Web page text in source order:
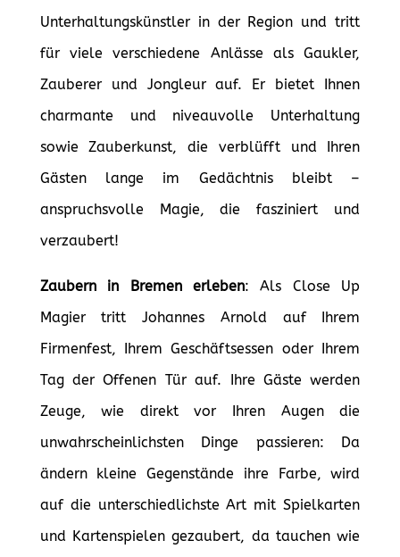
Unterhaltungskünstler in der Region und tritt
für viele verschiedene Anlässe als Gaukler,
Zauberer und Jongleur auf. Er bietet Ihnen
charmante und niveauvolle Unterhaltung
sowie Zauberkunst, die verblüfft und Ihren
Gästen lange im Gedächtnis bleibt –
anspruchsvolle Magie, die fasziniert und
verzaubert!
Zaubern in Bremen erleben: Als Close Up
Magier tritt Johannes Arnold auf Ihrem
Firmenfest, Ihrem Geschäftsessen oder Ihrem
Tag der Offenen Tür auf. Ihre Gäste werden
Zeuge, wie direkt vor Ihren Augen die
unwahrscheinlichsten Dinge passieren: Da
ändern kleine Gegenstände ihre Farbe, wird
auf die unterschiedlichste Art mit Spielkarten
und Kartenspielen gezaubert, da tauchen wie